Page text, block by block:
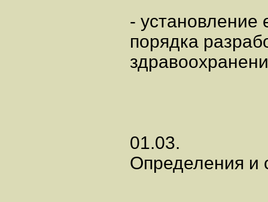
- установление
порядка
01.03.
Определения и